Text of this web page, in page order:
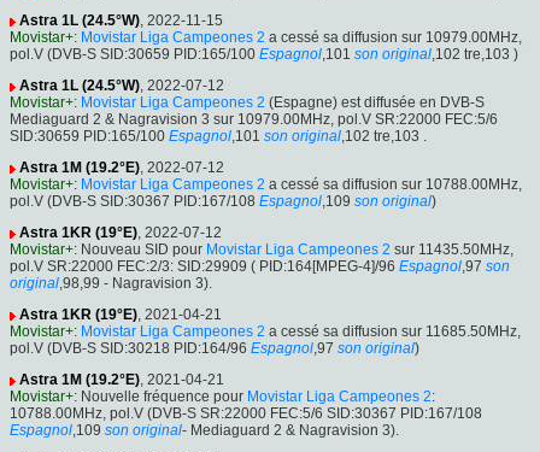
Astra 1L (24.5°W), 2022-11-15
Movistar+: Movistar Liga Campeones 2 a cessé sa diffusion sur 10979.00MHz,
pol.V (DVB-S SID:30659 PID:165/100 Espagnol,101 son original,102 tre,103 )
Astra 1L (24.5°W), 2022-07-12
Movistar+: Movistar Liga Campeones 2 (Espagne) est diffusée en DVB-S
Mediaguard 2 & Nagravision 3 sur 10979.00MHz, pol.V SR:22000 FEC:5/6
SID:30659 PID:165/100 Espagnol,101 son original,102 tre,103 .
Astra 1M (19.2°E), 2022-07-12
Movistar+: Movistar Liga Campeones 2 a cessé sa diffusion sur 10788.00MHz,
pol.V (DVB-S SID:30367 PID:167/108 Espagnol,109 son original)
Astra 1KR (19°E), 2022-07-12
Movistar+: Nouveau SID pour Movistar Liga Campeones 2 sur 11435.50MHz,
pol.V SR:22000 FEC:2/3: SID:29909 ( PID:164[MPEG-4]/96 Espagnol,97 son
original,98,99 - Nagravision 3).
Astra 1KR (19°E), 2021-04-21
Movistar+: Movistar Liga Campeones 2 a cessé sa diffusion sur 11685.50MHz,
pol.V (DVB-S SID:30218 PID:164/96 Espagnol,97 son original)
Astra 1M (19.2°E), 2021-04-21
Movistar+: Nouvelle fréquence pour Movistar Liga Campeones 2:
10788.00MHz, pol.V (DVB-S SR:22000 FEC:5/6 SID:30367 PID:167/108
Espagnol,109 son original- Mediaguard 2 & Nagravision 3).